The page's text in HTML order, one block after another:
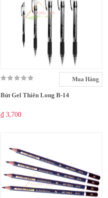
Mua Hàng
Bút Gel Thiên Long B-14
₫ 3,700